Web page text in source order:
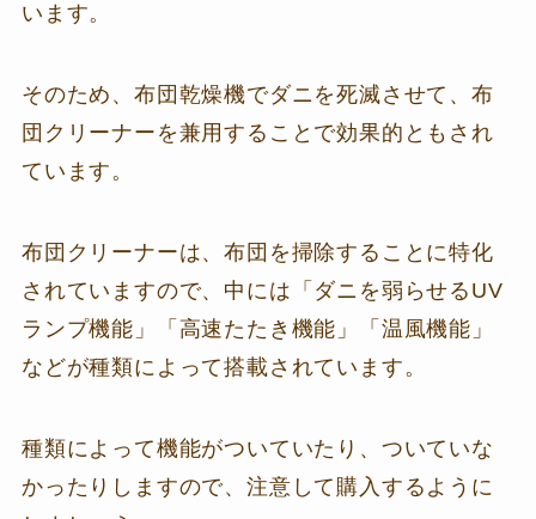
います。
そのため、布団乾燥機でダニを死滅させて、布
団クリーナーを兼用することで効果的ともされ
ています。
布団クリーナーは、布団を掃除することに特化
されていますので、中には「ダニを弱らせるUV
ランプ機能」「高速たたき機能」「温風機能」
などが種類によって搭載されています。
種類によって機能がついていたり、ついていな
かったりしますので、注意して購入するように